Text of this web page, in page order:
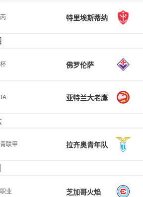
特里埃斯蒂纳
佛罗伦萨
亚特兰大老鹰
联甲 拉齐奥青年队
业 芝加哥火焰